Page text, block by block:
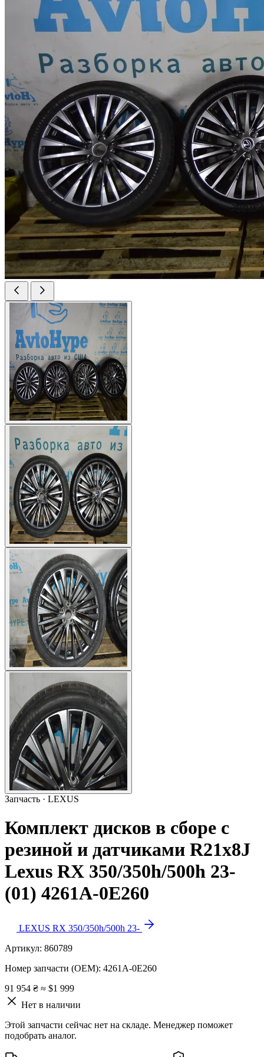
Запчасть · LEXUS
Комплект дисков в сборе с
резиной и датчиками R21х8J
Lexus RX 350/350h/500h 23-
(01) 4261A-0E260
LEXUS RX 350/350h/500h 23-
Артикул: 860789
Номер запчасти (OEM): 4261A-0E260
91 954 ₴ ≈ $1 999
Нет в наличии
Этой запчасти сейчас нет на складе. Менеджер поможет
подобрать аналог.